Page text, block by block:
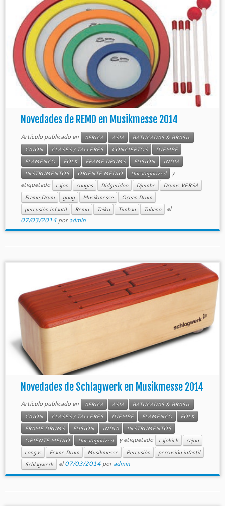
Novedades de REMO en Musikmesse 2014
Artículo publicado en AFRICA ASIA
BATUCADAS & BRASIL
CAJON
CLASES / TALLERES CONCIERTOS
DJEMBE
FLAMENCO
FOLK FRAME DRUMS FUSION
INDIA
INSTRUMENTOS
ORIENTE MEDIO Uncategorized
y
etiquetado
cajon congas Didgeridoo Djembe
Drums VERSA
Frame Drum
gong Musikmesse
Ocean Drum
percusión infantil
Remo Taiko Timbau Tubano
el
07/03/2014 poradmin
Novedades de Schlagwerk en Musikmesse 2014
Artículo publicado en AFRICA ASIA
BATUCADAS & BRASIL
CAJON
CLASES / TALLERES DJEMBE FLAMENCO
FOLK
FRAME DRUMS
FUSION INDIA
INSTRUMENTOS
ORIENTE MEDIO
Uncategorized y etiquetado cajokick
cajon
congas
Frame Drum Musikmesse Percusión
percusión infantil
Schlagwerk
el07/03/2014 poradmin